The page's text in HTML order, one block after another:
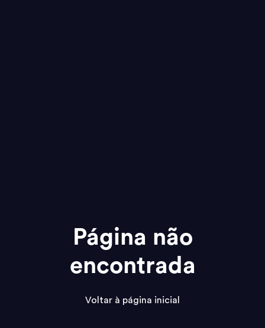
Página não
encontrada
Voltar à página inicial